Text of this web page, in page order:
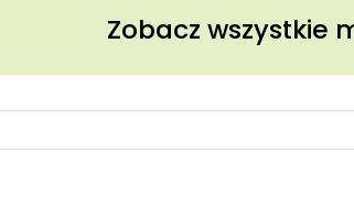
Zobacz wszystkie